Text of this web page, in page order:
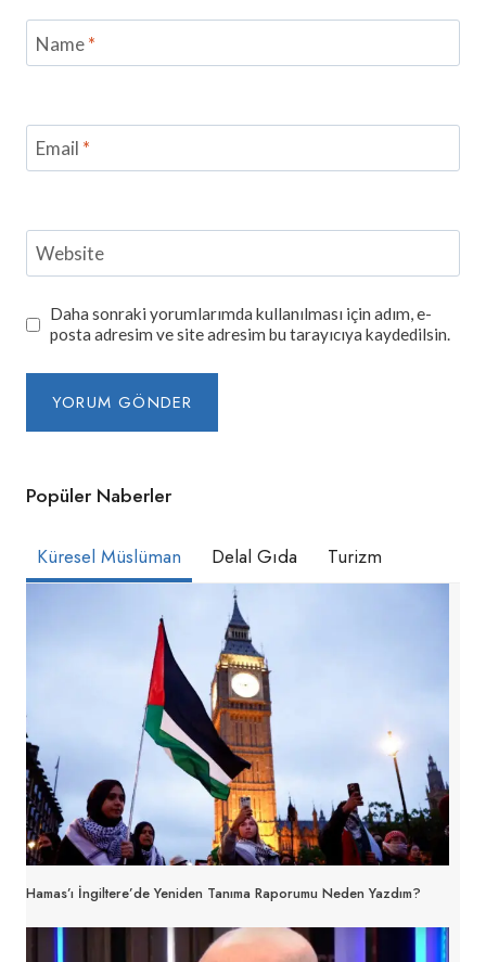
Name*
Email *
Website
Daha sonraki yorumlarımda kullanılması için adım, e-
posta adresim ve site adresim bu tarayıcıya kaydedilsin.
Popüler Naberler
Küresel Müslüman Delal Gıda Turizm
Hamas’ı İngiltere’de Yeniden Tanıma Raporumu Neden Yazdım?